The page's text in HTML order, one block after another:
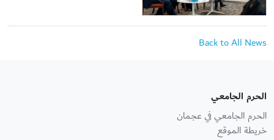
Back to All News
الحرم الجامعي
الحرم الجامعي في عجمان
خريطة الموقع